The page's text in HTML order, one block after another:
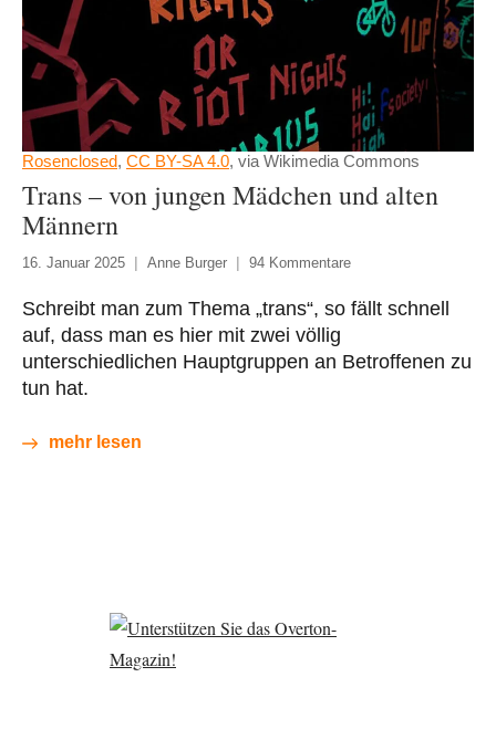
Rosenclosed, CC BY-SA 4.0, via Wikimedia Commons
Trans – von jungen Mädchen und alten
Männern
16. Januar 2025 Anne Burger 94 Kommentare
Schreibt man zum Thema „trans“, so fällt schnell
auf, dass man es hier mit zwei völlig
unterschiedlichen Hauptgruppen an Betroffenen zu
tun hat.
mehr lesen